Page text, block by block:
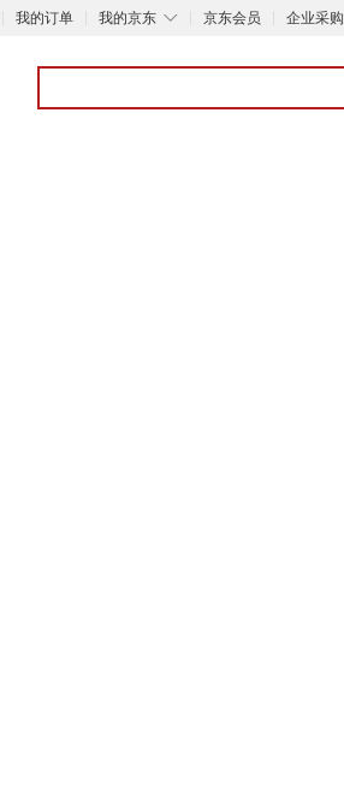
我的订单 ◇
我的京东 京东会员 企业采购